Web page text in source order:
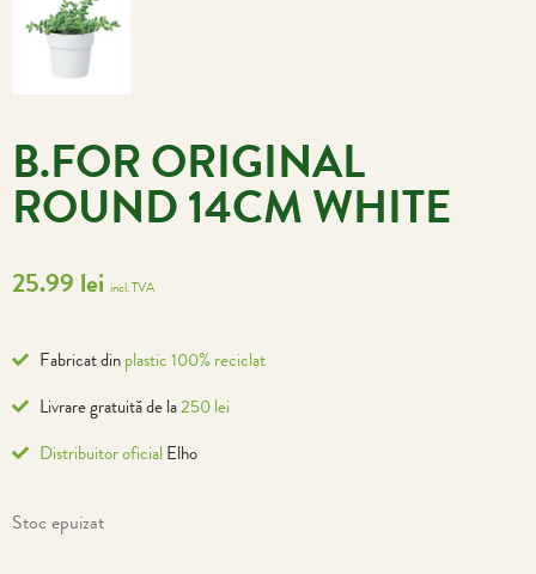
B.FOR ORIGINAL
ROUND 14CM WHITE
25.99 lei incl. TVA
Fabricat dinplastic 100% reciclat
Livrare gratuită de la250 lei
Distribuitor oficial Elho
Stoc epuizat